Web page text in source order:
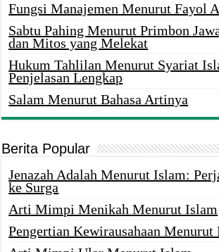
Fungsi Manajemen Menurut Fayol
Sabtu Pahing Menurut Primbon
dan Mitos yang Melekat
Hukum Tahlilan Menurut Syariat
Penjelasan Lengkap
Salam Menurut Bahasa Artinya
Berita Popular
Jenazah Adalah Menurut Islam:
ke Surga
Arti Mimpi Menikah Menurut Islam
Pengertian Kewirausahaan Menurut